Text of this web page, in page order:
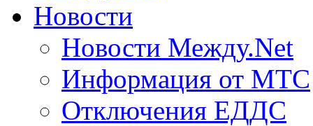
Новости
Новости Между.Net
Информация от МТС
Отключения ЕДДС